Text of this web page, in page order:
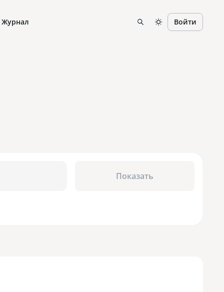
Журнал Войти
Показать